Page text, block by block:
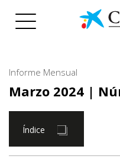
Informe Mensual
Marzo 2024 |
Índice